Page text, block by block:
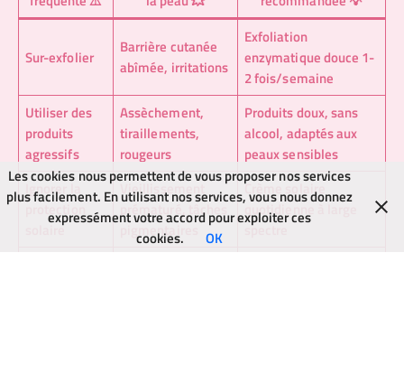
Sur-exfolier
Barrière cutanée
abîmée, irritations
Exfoliation
enzymatique douce 1-
2 fois/semaine
Utiliser des
produits
agressifs
Assèchement,
tiraillements,
rougeurs
Produits doux, sans
alcool, adaptés aux
peaux sensibles
Ignorer la
protection
solaire
Vieillissement
prématuré, tâches
pigmentaires
Crème solaire
quotidienne à large
spectre
Les cookies nous permettent de vous proposer nos services
plus facilement. En utilisant nos services, vous nous donnez
expressément votre accord pour exploiter ces
cookies.
OK